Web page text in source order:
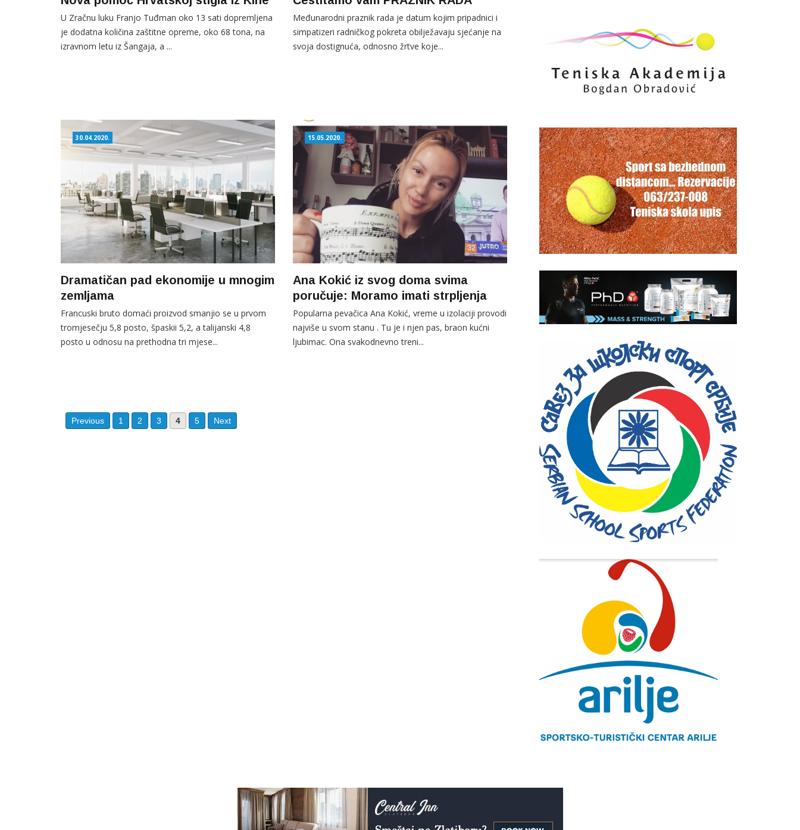
U Zračnu luku Franjo Tuđman oko 13 sati dopremljena
je dodatna količina zaštitne opreme, oko 68 tona, na
izravnom letu iz Šangaja, a ...
Međunarodni praznik rada je datum kojim pripadnici i
simpatizeri radničkog pokreta obilježavaju sjećanje na
svoja dostignuća, odnosno žrtve koje...
30.04.2020.
Dramatičan pad ekonomije u mnogim
zemljama
Francuski bruto domaći proizvod smanjio se u prvom
tromjesečju 5,8 posto, špaskii 5,2, a talijanski 4,8
posto u odnosu na prethodna tri mjese...
15.05.2020.
Ana Kokić iz svog doma svima
poručuje: Moramo imati strpljenja
Popularna pevačica Ana Kokić, vreme u izolaciji provodi
najviše u svom stanu . Tu je i njen pas, braon kućni
ljubimac. Ona svakodnevno treni...
Previous 1 2 3 4 5 Next